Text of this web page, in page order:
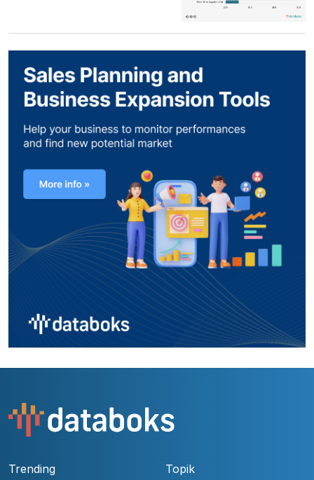
Trending Topik